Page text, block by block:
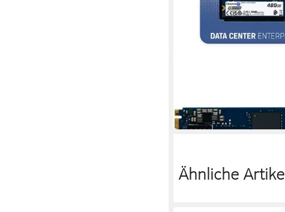
16,69 €mtl. in 36 Raten
in 7-9 Werktagen bei dir
Ähnliche Artikel